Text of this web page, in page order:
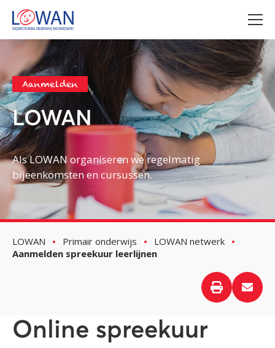
Aanmelden
LOWAN
Als LOWAN organiseren we regelmatig
bijeenkomsten en cursussen.
LOWAN Primair onderwijs
LOWAN netwerk
Aanmelden spreekuur leerlijnen
Online spreekuur